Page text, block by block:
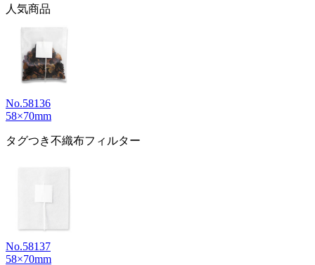
人気商品
No.58136
58×70mm
タグつき不織布フィルター
No.58137
58×70mm